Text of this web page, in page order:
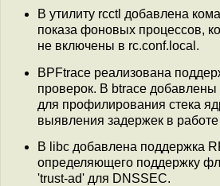
В утилиту rcctl добавлена
показа фоновых процессов,
не включены в rc.conf.local.
BPFtrace реализована
проверок. В btrace добавлены
для профилирования стека
выявления задержек в
В libc добавлена поддержка
определяющего поддержку
'trust-ad' для DNSSEC.